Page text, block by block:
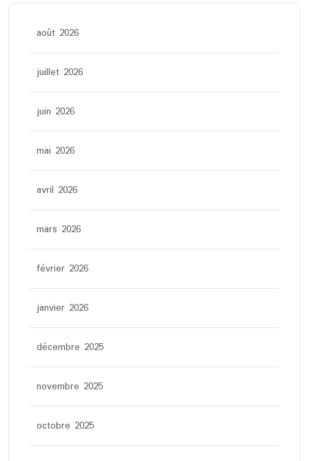
août 2026
juillet 2026
juin 2026
mai 2026
avril 2026
mars 2026
février 2026
janvier 2026
décembre 2025
novembre 2025
octobre 2025